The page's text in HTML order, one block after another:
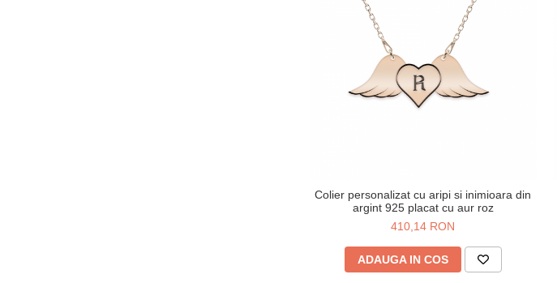
Colier personalizat cu aripi si inimioara din
argint 925 placat cu aur roz
410,14 RON
ADAUGA IN COS